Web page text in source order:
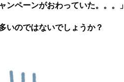
ンペーンがおわっていた。。。」
いのではないでしょうか？